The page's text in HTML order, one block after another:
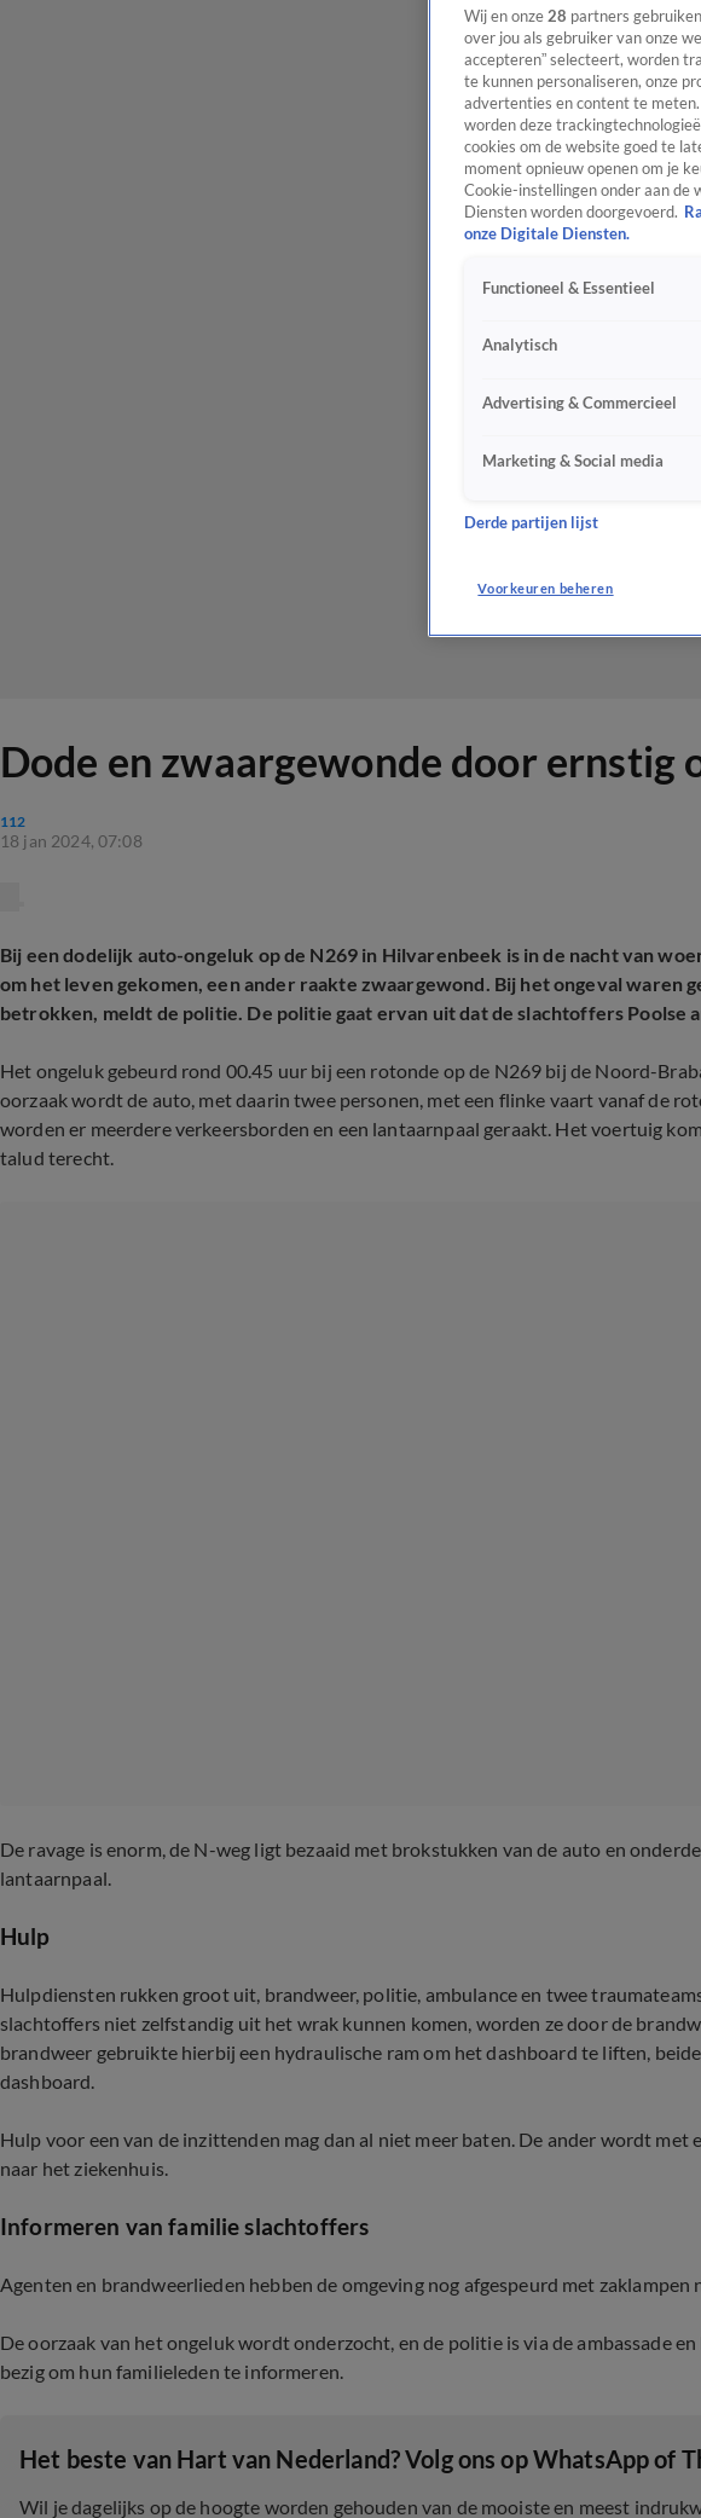
Dode en zwaargewonde door
112
18 jan 2024, 07:08
Bij een dodelijk auto-ongeluk op de N269 in Hilvarenbeek is in de nacht van
om het leven gekomen, een ander raakte zwaargewond. Bij het ongeval waren
betrokken, meldt de politie. De politie gaat ervan uit dat de slachtoffers Poolse
Het ongeluk gebeurd rond 00.45 uur bij een rotonde op de N269 bij de Noord-
oorzaak wordt de auto, met daarin twee personen, met een flinke vaart vanaf de
worden er meerdere verkeersborden en een lantaarnpaal geraakt. Het voertuig
talud terecht.
De ravage is enorm, de N-weg ligt bezaaid met brokstukken van de auto en
lantaarnpaal.
Hulp
Hulpdiensten rukken groot uit, brandweer, politie, ambulance en twee
slachtoffers niet zelfstandig uit het wrak kunnen komen, worden ze door de
brandweer gebruikte hierbij een hydraulische ram om het dashboard te liften,
dashboard.
Hulp voor een van de inzittenden mag dan al niet meer baten. De ander wordt met
naar het ziekenhuis.
Informeren van familie slachtoffers
Agenten en brandweerlieden hebben de omgeving nog afgespeurd met zaklampen
De oorzaak van het ongeluk wordt onderzocht, en de politie is via de ambassade
bezig om hun familieleden te informeren.
Het beste van Hart van Nederland? Volg ons op WhatsApp of
Wil je dagelijks op de hoogte worden gehouden van de mooiste en meest
Wij en onze 28 partners
over jou als gebruiker van onze
accepteren” selecteert, worden
te kunnen personaliseren, onze
advertenties en content te
worden deze
cookies om de website goed te
moment opnieuw openen om je
Cookie-instellingen onder aan de
Diensten worden doorgevoerd.
onze Digitale Diensten.
Functioneel & Essentieel
Analytisch
Advertising & Commercieel
Marketing & Social media
Derde partijen lijst
Voorkeuren beheren